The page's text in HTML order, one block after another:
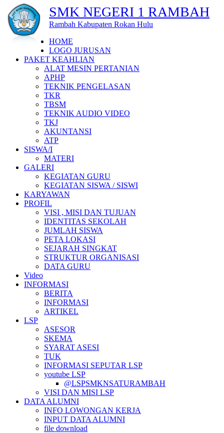
SMK NEGERI 1 RAMBAH
Rambah Kabupaten Rokan Hulu
HOME
LOGO JURUSAN
PAKET KEAHLIAN
ALAT MESIN PERTANIAN
APHP
TEKNIK PENGELASAN
TKR
TBSM
TEKNIK AUDIO VIDEO
TKJ
AKUNTANSI
ATP
SISWA/I
MATERI
GALERI
KEGIATAN GURU
KEGIATAN SISWA / SISWI
KARYAWAN
PROFIL
VISI , MISI DAN TUJUAN
IDENTITAS SEKOLAH
JUMLAH SISWA
PETA LOKASI
SEJARAH SINGKAT
STRUKTUR ORGANISASI
DATA GURU
Video
INFORMASI
BERITA
INFORMASI
ARTIKEL
LSP
ASESOR
SKEMA
SYARAT ASESI
TUK
INFORMASI SEPUTAR LSP
youtube LSP
@LSPSMKNSATURAMBAH
VISI DAN MISI LSP
DATA ALUMNI
INFO LOWONGAN KERJA
INPUT DATA ALUMNI
file download